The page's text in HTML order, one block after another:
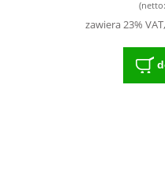
(netto:
zawiera 23%